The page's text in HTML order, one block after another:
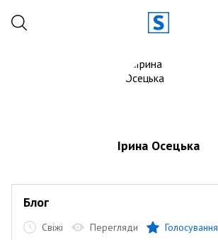
Ірина Осецька
Блог
Свіжі Перегляди Голосування